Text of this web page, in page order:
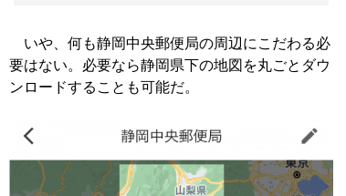
いや、何も静岡中央郵便局の周辺にこだわる必
要はない。必要なら静岡県下の地図を丸ごとダウ
ンロードすることも可能だ。